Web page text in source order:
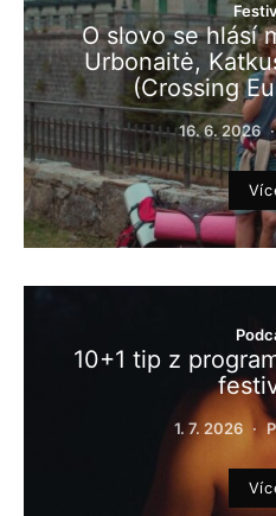
O slovo se hlásí
Urbonaitė,
(Crossing
16. 6. 2026
10+1 tip z
1. 7. 2026